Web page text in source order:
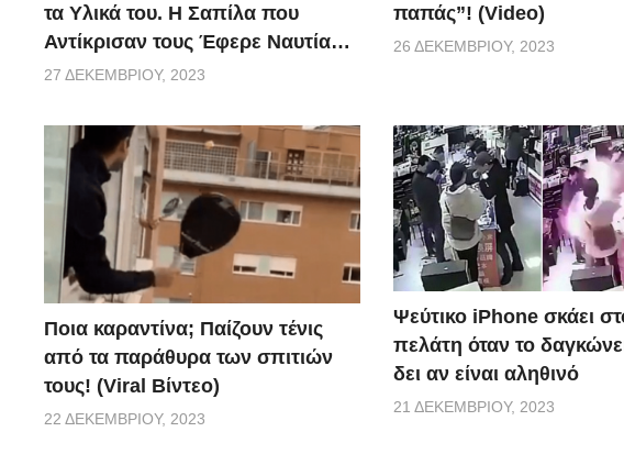
τα Υλικά του. Η Σαπίλα που
Αντίκρισαν τους Έφερε Ναυτία…
27 ΔΕΚΕΜΒΡΊΟΥ, 2023
παπάς”! (Video)
26 ΔΕΚΕΜΒΡΊΟΥ, 2023
Ποια καραντίνα; Παίζουν τένις
από τα παράθυρα των σπιτιών
τους! (Viral Βίντεο)
22 ΔΕΚΕΜΒΡΊΟΥ, 2023
Ψεύτικο iPhone σκάει
πελάτη όταν το
δει αν είναι αληθινό
21 ΔΕΚΕΜΒΡΊΟΥ, 2023